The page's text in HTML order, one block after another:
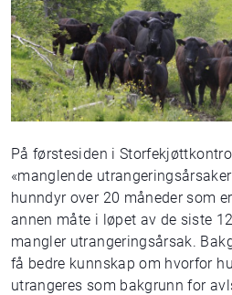
På førstesiden i
«manglende
hunndyr over 20 måneder som
annen måte i løpet av de siste
mangler utrangeringsårsak.
få bedre kunnskap om hvorfor
utrangeres som bakgrunn for